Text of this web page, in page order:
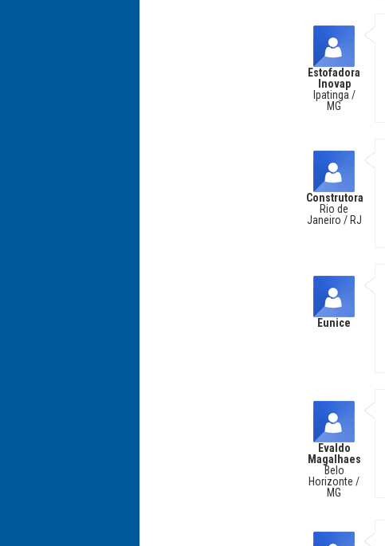
Estofadora
Inovap
Ipatinga /
MG
Construtora
Rio de
Janeiro / RJ
Eunice
Evaldo
Magalhaes
Belo
Horizonte /
MG